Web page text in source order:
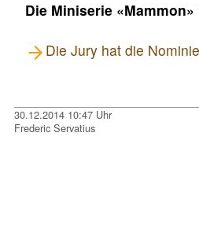
Die Miniserie «Mammon»
Die Jury hat die
30.12.2014 10:47 Uhr
Frederic Servatius